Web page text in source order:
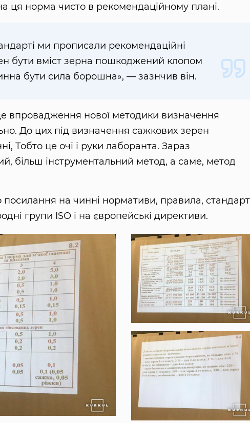
ця норма чисто в рекомендаційному плані.
ми прописали рекомендаційні
бути вміст зерна пошкоджений клопом
бути сила борошна», — зазнчив він.
нової методики визначення
До цих під визначення сажкових зерен
Тобто це очі і руки лаборанта. Зараз
більш інструментальний метод, а саме, метод
на чинні нормативи, правила,
групи ISO і на європейські директиви.